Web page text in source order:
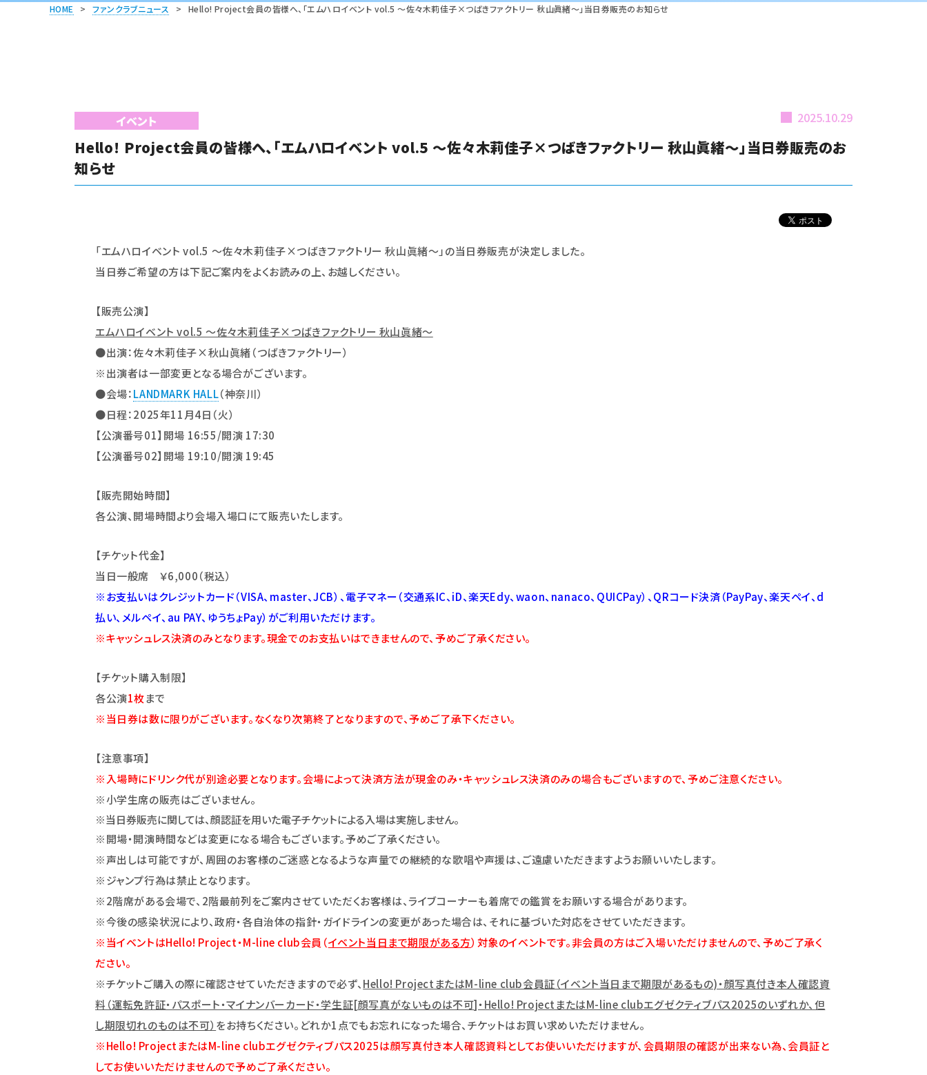
HOME > ファンクラブニュース > Hello! Project会員の皆様へ、「エムハロイベント vol.5 ～佐々木莉佳子×つばきファクトリー 秋山眞緒～」当日券販売のお知らせ
イベント 2025.10.29
Hello! Project会員の皆様へ、「エムハロイベント vol.5 ～佐々木莉佳子×つばきファクトリー 秋山眞緒～」当日券販売のお
知らせ
「エムハロイベント vol.5 ～佐々木莉佳子×つばきファクトリー 秋山眞緒～」の当日券販売が決定しました。
当日券ご希望の方は下記ご案内をよくお読みの上、お越しください。
【販売公演】
エムハロイベント vol.5 ～佐々木莉佳子×つばきファクトリー 秋山眞緒～
●出演：佐々木莉佳子×秋山眞緒（つばきファクトリー）
※出演者は一部変更となる場合がございます。
●会場：LANDMARK HALL（神奈川）
●日程：2025年11月4日（火）
【公演番号01】開場 16:55/開演 17:30
【公演番号02】開場 19:10/開演 19:45
【販売開始時間】
各公演、開場時間より会場入場口にて販売いたします。
【チケット代金】
当日一般席 ￥6,000（税込）
※お支払いはクレジットカード（VISA、master、JCB）、電子マネー（交通系IC、iD、楽天Edy、waon、nanaco、QUICPay）、QRコード決済（PayPay、楽天ペイ、d
払い、メルペイ、au PAY、ゆうちょPay）がご利用いただけます。
※キャッシュレス決済のみとなります。現金でのお支払いはできませんので、予めご了承ください。
【チケット購入制限】
各公演1枚まで
※当日券は数に限りがございます。なくなり次第終了となりますので、予めご了承下ください。
【注意事項】
※入場時にドリンク代が別途必要となります。会場によって決済方法が現金のみ・キャッシュレス決済のみの場合もございますので、予めご注意ください。
※小学生席の販売はございません。
※当日券販売に関しては、顔認証を用いた電子チケットによる入場は実施しません。
※開場・開演時間などは変更になる場合もございます。予めご了承ください。
※声出しは可能ですが、周囲のお客様のご迷惑となるような声量での継続的な歌唱や声援は、ご遠慮いただきますようお願いいたします。
※ジャンプ行為は禁止となります。
※2階席がある会場で、2階最前列をご案内させていただくお客様は、ライブコーナーも着席での鑑賞をお願いする場合があります。
※今後の感染状況により、政府・各自治体の指針・ガイドラインの変更があった場合は、それに基づいた対応をさせていただきます。
※当イベントはHello! Project・M-line club会員（イベント当日まで期限がある方）対象のイベントです。非会員の方はご入場いただけませんので、予めご了承く
ださい。
※チケットご購入の際に確認させていただきますので必ず、 Hello! ProjectまたはM-line club会員証（イベント当日まで期限があるもの)・顔写真付き本人確認資
料（運転免許証・パスポート・マイナンバーカード・学生証[顔写真がないものは不可]・Hello! ProjectまたはM-line clubエグゼクティブパス2025のいずれか、但
し期限切れのものは不可） をお持ちください。どれか1点でもお忘れになった場合、チケットはお買い求めいただけません。
※Hello! ProjectまたはM-line clubエグゼクティブパス2025は顔写真付き本人確認資料としてお使いいただけますが、会員期限の確認が出来ない為、会員証と
してお使いいただけませんので予めご了承ください。